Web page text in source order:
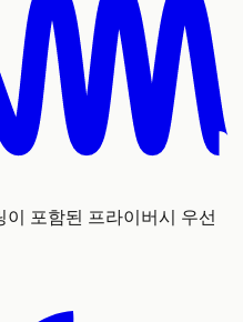
포함된 프라이버시 우선